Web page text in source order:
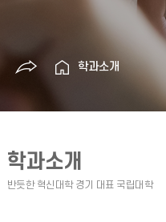
학과소개
학과소개